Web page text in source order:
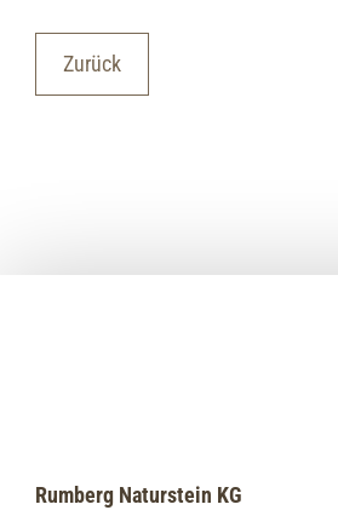
Zurück
Rumberg Naturstein KG